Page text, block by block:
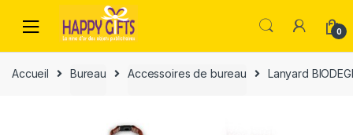
0
Accueil Bureau Accessoires de bureau Lanyard